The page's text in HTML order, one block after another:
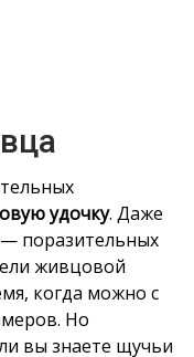
удочку. Даже
поразительных
живцовой
когда можно с
Но
вы знаете щучьи